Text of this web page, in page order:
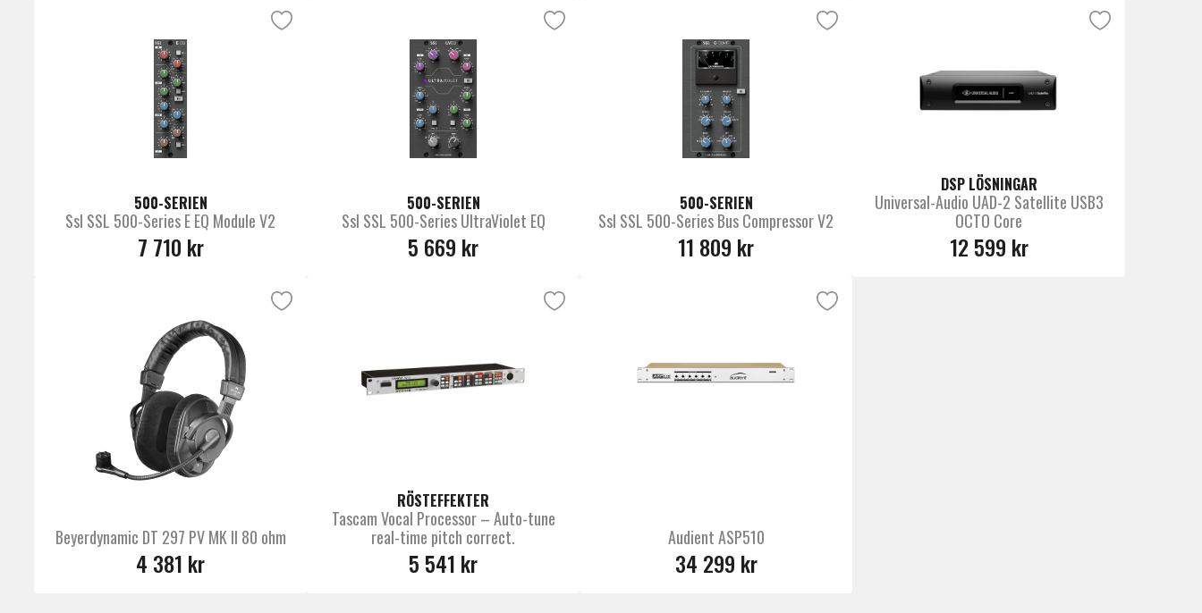
500-SERIEN
Ssl SSL 500-Series E EQ Module V2
7 710 kr
500-SERIEN
Ssl SSL 500-Series UltraViolet EQ
5 669 kr
500-SERIEN
Ssl SSL 500-Series Bus Compressor V2
11 809 kr
DSP LÖSNINGAR
Universal-Audio UAD-2 Satellite USB3
OCTO Core
12 599 kr
Beyerdynamic DT 297 PV MK II 80 ohm
4 381 kr
RÖSTEFFEKTER
Tascam Vocal Processor – Auto-tune
real-time pitch correct.
5 541 kr
Audient ASP510
34 299 kr